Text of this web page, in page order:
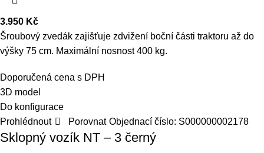
3.950 Kč
Šroubový zvedák zajišťuje zdvižení boční části traktoru až do
výšky 75 cm. Maximální nosnost 400 kg.
Doporučená cena s DPH
3D model
Do konfigurace
Prohlédnout
Porovnat Objednací číslo: S000000002178
Sklopný vozík NT – 3 černý